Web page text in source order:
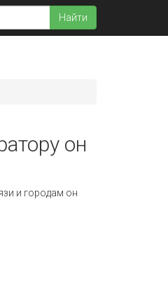
Найти
он
и городам он